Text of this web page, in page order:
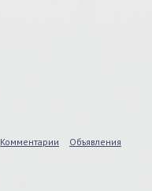
Комментарии Объявления